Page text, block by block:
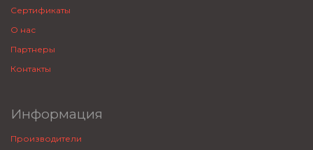
Сертификаты
О нас
Партнеры
Контакты
Информация
Производители